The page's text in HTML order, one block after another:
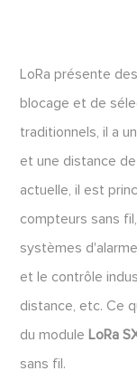
LoRa présente
blocage et de
traditionnels, il a
et une distance
actuelle, il est
compteurs sans
systèmes
et le contrôle
distance, etc. Ce
du module LoRa
sans fil.